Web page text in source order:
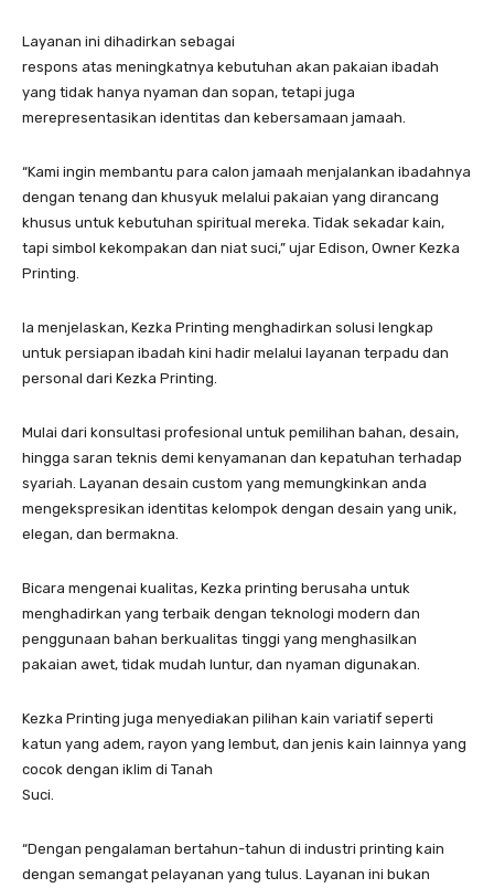
Layanan ini dihadirkan sebagai
respons atas meningkatnya kebutuhan akan pakaian ibadah
yang tidak hanya nyaman dan sopan, tetapi juga
merepresentasikan identitas dan kebersamaan jamaah.
“Kami ingin membantu para calon jamaah menjalankan ibadahnya
dengan tenang dan khusyuk melalui pakaian yang dirancang
khusus untuk kebutuhan spiritual mereka. Tidak sekadar kain,
tapi simbol kekompakan dan niat suci,” ujar Edison, Owner Kezka
Printing.
Ia menjelaskan, Kezka Printing menghadirkan solusi lengkap
untuk persiapan ibadah kini hadir melalui layanan terpadu dan
personal dari Kezka Printing.
Mulai dari konsultasi profesional untuk pemilihan bahan, desain,
hingga saran teknis demi kenyamanan dan kepatuhan terhadap
syariah. Layanan desain custom yang memungkinkan anda
mengekspresikan identitas kelompok dengan desain yang unik,
elegan, dan bermakna.
Bicara mengenai kualitas, Kezka printing berusaha untuk
menghadirkan yang terbaik dengan teknologi modern dan
penggunaan bahan berkualitas tinggi yang menghasilkan
pakaian awet, tidak mudah luntur, dan nyaman digunakan.
Kezka Printing juga menyediakan pilihan kain variatif seperti
katun yang adem, rayon yang lembut, dan jenis kain lainnya yang
cocok dengan iklim di Tanah
Suci.
“Dengan pengalaman bertahun-tahun di industri printing kain
dengan semangat pelayanan yang tulus. Layanan ini bukan